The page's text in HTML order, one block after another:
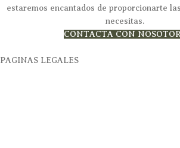
estaremos encantados de proporcionarte
necesitas.
CONTACTA CON
PAGINAS LEGALES